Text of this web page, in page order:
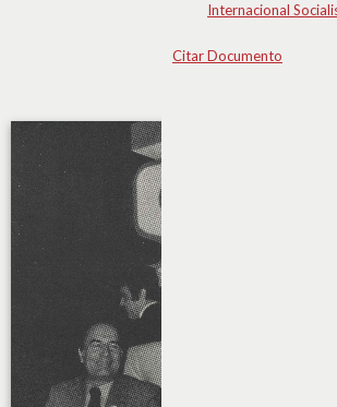
Internacional
Citar Documento